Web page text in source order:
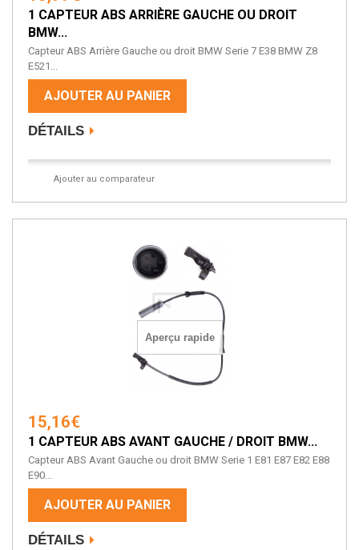
1 CAPTEUR ABS ARRIÈRE GAUCHE OU DROIT
BMW...
Capteur ABS Arrière Gauche ou droit BMW Serie 7 E38 BMW Z8
E521...
AJOUTER AU PANIER
DÉTAILS
Ajouter au comparateur
Aperçu rapide
15,16€
1 CAPTEUR ABS AVANT GAUCHE / DROIT BMW...
Capteur ABS Avant Gauche ou droit BMW Serie 1 E81 E87 E82 E88
E90...
AJOUTER AU PANIER
DÉTAILS